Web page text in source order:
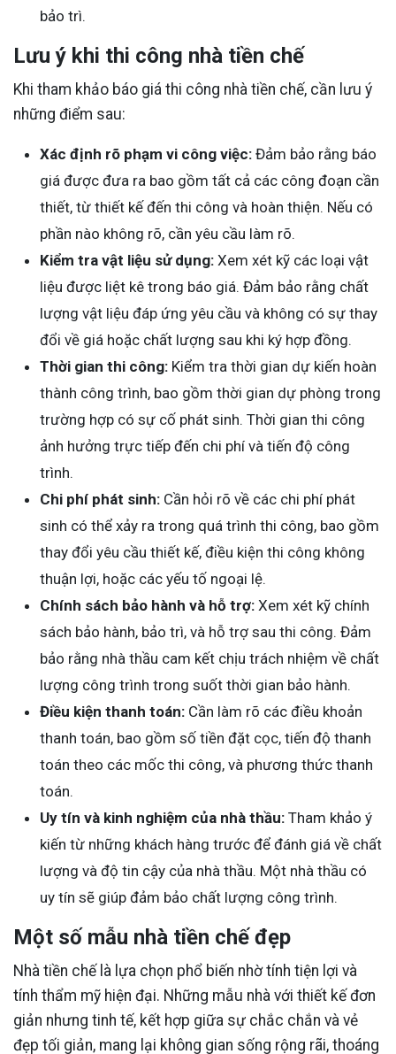
bảo trì.
Lưu ý khi thi công nhà tiền chế
Khi tham khảo báo giá thi công nhà tiền chế, cần lưu ý
những điểm sau:
Xác định rõ phạm vi công việc: Đảm bảo rằng báo
giá được đưa ra bao gồm tất cả các công đoạn cần
thiết, từ thiết kế đến thi công và hoàn thiện. Nếu có
phần nào không rõ, cần yêu cầu làm rõ.
Kiểm tra vật liệu sử dụng: Xem xét kỹ các loại vật
liệu được liệt kê trong báo giá. Đảm bảo rằng chất
lượng vật liệu đáp ứng yêu cầu và không có sự thay
đổi về giá hoặc chất lượng sau khi ký hợp đồng.
Thời gian thi công: Kiểm tra thời gian dự kiến hoàn
thành công trình, bao gồm thời gian dự phòng trong
trường hợp có sự cố phát sinh. Thời gian thi công
ảnh hưởng trực tiếp đến chi phí và tiến độ công
trình.
Chi phí phát sinh: Cần hỏi rõ về các chi phí phát
sinh có thể xảy ra trong quá trình thi công, bao gồm
thay đổi yêu cầu thiết kế, điều kiện thi công không
thuận lợi, hoặc các yếu tố ngoại lệ.
Chính sách bảo hành và hỗ trợ: Xem xét kỹ chính
sách bảo hành, bảo trì, và hỗ trợ sau thi công. Đảm
bảo rằng nhà thầu cam kết chịu trách nhiệm về chất
lượng công trình trong suốt thời gian bảo hành.
Điều kiện thanh toán: Cần làm rõ các điều khoản
thanh toán, bao gồm số tiền đặt cọc, tiến độ thanh
toán theo các mốc thi công, và phương thức thanh
toán.
Uy tín và kinh nghiệm của nhà thầu: Tham khảo ý
kiến từ những khách hàng trước để đánh giá về chất
lượng và độ tin cậy của nhà thầu. Một nhà thầu có
uy tín sẽ giúp đảm bảo chất lượng công trình.
Một số mẫu nhà tiền chế đẹp
Nhà tiền chế là lựa chọn phổ biến nhờ tính tiện lợi và
tính thẩm mỹ hiện đại. Những mẫu nhà với thiết kế đơn
giản nhưng tinh tế, kết hợp giữa sự chắc chắn và vẻ
đẹp tối giản, mang lại không gian sống rộng rãi, thoáng